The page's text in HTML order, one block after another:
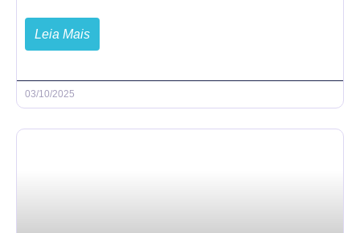
Leia Mais
03/10/2025